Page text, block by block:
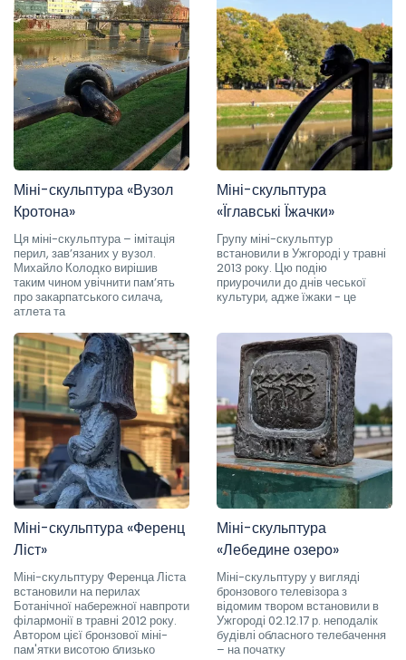
Міні-скульптура «Вузол
Кротона»
Ця міні-скульптура – імітація
перил, зав’язаних у вузол.
Михайло Колодко вирішив
таким чином увічнити пам’ять
про закарпатського силача,
атлета та
Міні-скульптура
«Їглавські Їжачки»
Групу міні-скульптур
встановили в Ужгороді у травні
2013 року. Цю подію
приурочили до днів чеської
культури, адже їжаки - це
Міні-скульптура «Ференц
Ліст»
Міні-скульптуру Ференца Ліста
встановили на перилах
Ботанічної набережної навпроти
філармонії в травні 2012 року.
Автором цієї бронзової міні-
пам'ятки висотою близько
Міні-скульптура
«Лебедине озеро»
Міні-скульптуру у вигляді
бронзового телевізора з
відомим твором встановили в
Ужгороді 02.12.17 р. неподалік
будівлі обласного телебачення
– на початку